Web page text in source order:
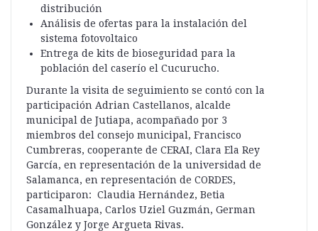
distribución
Análisis de ofertas para la instalación del
sistema fotovoltaico
Entrega de kits de bioseguridad para la
población del caserío el Cucurucho.
Durante la visita de seguimiento se contó con la
participación Adrian Castellanos, alcalde
municipal de Jutiapa, acompañado por 3
miembros del consejo municipal, Francisco
Cumbreras, cooperante de CERAI, Clara Ela Rey
García, en representación de la universidad de
Salamanca, en representación de CORDES,
participaron: Claudia Hernández, Betia
Casamalhuapa, Carlos Uziel Guzmán, German
González y Jorge Argueta Rivas.